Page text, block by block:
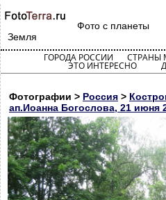
Фото с планеты
Земля
ГОРОДА РОССИИ СТРАНЫ
ЭТО ИНТЕРЕСНО
Фотографии > Россия >
ап.Иоанна Богослова, 21 июня